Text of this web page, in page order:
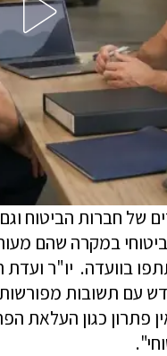
של חברות הביטוח
במקרה שהם
בוועדה. יו"ר
עם תשובות
פתרון כגון העלאת